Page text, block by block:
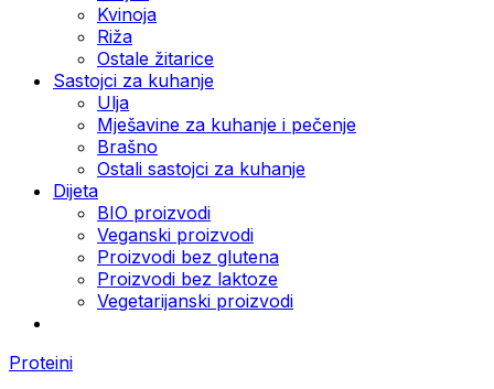
Kvinoja
Riža
Ostale žitarice
Sastojci za kuhanje
Ulja
Mješavine za kuhanje i pečenje
Brašno
Ostali sastojci za kuhanje
Dijeta
BIO proizvodi
Veganski proizvodi
Proizvodi bez glutena
Proizvodi bez laktoze
Vegetarijanski proizvodi
Proteini